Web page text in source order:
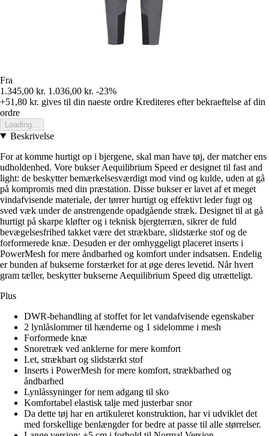
Fra
1.345,00 kr. 1.036,00 kr. -23%
+51,80 kr. gives til din naeste ordre Krediteres efter bekraeftelse af din
ordre
Loading...
Beskrivelse
For at komme hurtigt op i bjergene, skal man have tøj, der matcher ens
udholdenhed. Vore bukser Aequilibrium Speed er designet til fast and
light: de beskytter bemærkelsesværdigt mod vind og kulde, uden at gå
på kompromis med din præstation. Disse bukser er lavet af et meget
vindafvisende materiale, der tørrer hurtigt og effektivt leder fugt og
sved væk under de anstrengende opadgående stræk. Designet til at gå
hurtigt på skarpe kløfter og i teknisk bjergterræn, sikrer de fuld
bevægelsesfrihed takket være det strækbare, slidstærke stof og de
forformerede knæ. Desuden er der omhyggeligt placeret inserts i
PowerMesh for mere åndbarhed og komfort under indsatsen. Endelig
er bunden af bukserne forstærket for at øge deres levetid. Når hvert
gram tæller, beskytter bukserne Aequilibrium Speed dig utrætteligt.
Plus
DWR-behandling af stoffet for let vandafvisende egenskaber
2 lynlåslommer til hænderne og 1 sidelomme i mesh
Forformede knæ
Snoretræk ved anklerne for mere komfort
Let, strækbart og slidstærkt stof
Inserts i PowerMesh for mere komfort, strækbarhed og
åndbarhed
Lynlåssyninger for nem adgang til sko
Komfortabel elastisk talje med justerbar snor
Da dette tøj har en artikuleret konstruktion, har vi udviklet det
med forskellige benlængder for bedre at passe til alle størrelser.